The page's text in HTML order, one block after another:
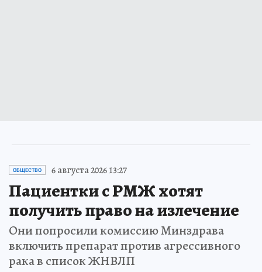
ОБЩЕСТВО 6 августа 2026 13:27
Пациентки с РМЖ хотят
получить право на излечение
Они попросили комиссию Минздрава
включить препарат против агрессивного
рака в список ЖНВЛП